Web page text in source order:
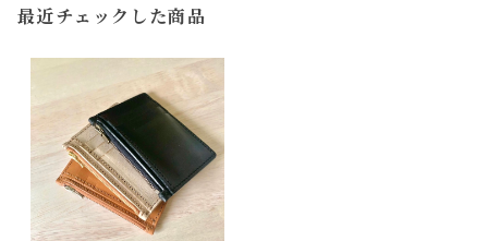
最近チェックした商品